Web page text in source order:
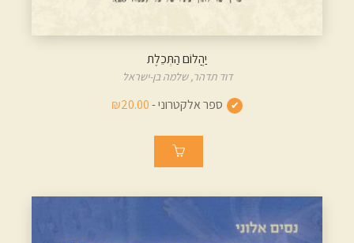
יַהֲלוֹם הַתְּכֵלֶת
דוד תדהר,שלמה בן-ישראל
ספר אלקטרוני -₪20.00